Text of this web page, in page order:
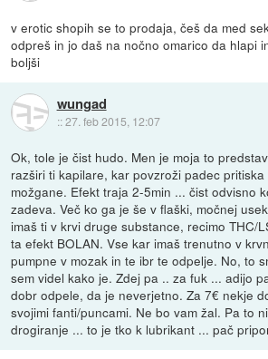
v erotic shopih se to prodaja, češ da med
odpreš in jo daš na nočno omarico da hlapi
boljši
wungad
::27. feb 2015, 12:07
Ok, tole je čist hudo. Men je moja to
razširi ti kapilare, kar povzroži padec
možgane. Efekt traja 2-5min ... čist odvisno
zadeva. Več ko ga je še v flaški, močnej
imaš ti v krvi druge substance, recimo THC/
ta efekt BOLAN. Vse kar imaš trenutno v
pumpne v mozak in te ibr te odpelje. No, to
sem videl kako je. Zdej pa .. za fuk ... adijo
dobr odpele, da je neverjetno. Za 7€ nekje
svojimi fanti/puncami. Ne bo vam žal. Pa to
drogiranje ... to je tko k lubrikant ... pač